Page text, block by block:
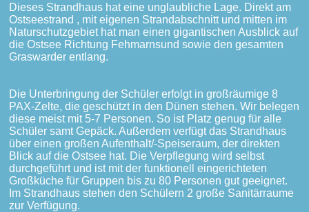
Dieses Strandhaus hat eine unglaubliche Lage. Direkt am
Ostseestrand , mit eigenen Strandabschnitt und mitten im
Naturschutzgebiet hat man einen gigantischen Ausblick auf
die Ostsee Richtung Fehmarnsund sowie den gesamten
Graswarder entlang.
Die Unterbringung der Schüler erfolgt in großräumige 8
PAX-Zelte, die geschützt in den Dünen stehen. Wir belegen
diese meist mit 5-7 Personen. So ist Platz genug für alle
Schüler samt Gepäck. Außerdem verfügt das Strandhaus
über einen großen Aufenthalt/-Speiseraum, der direkten
Blick auf die Ostsee hat. Die Verpflegung wird selbst
durchgeführt und ist mit der funktionell eingerichteten
Großküche für Gruppen bis zu 80 Personen gut geeignet.
Im Strandhaus stehen den Schülern 2 große Sanitärraume
zur Verfügung.